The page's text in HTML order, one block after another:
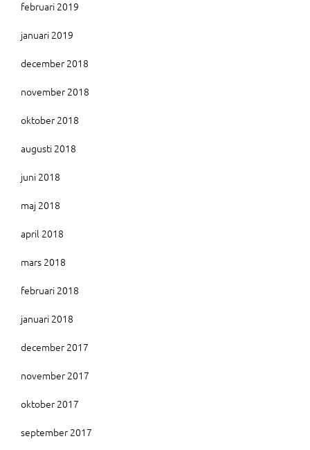
februari 2019
januari 2019
december 2018
november 2018
oktober 2018
augusti 2018
juni 2018
maj 2018
april 2018
mars 2018
februari 2018
januari 2018
december 2017
november 2017
oktober 2017
september 2017